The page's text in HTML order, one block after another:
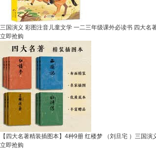
三国演义 彩图注音儿童文学 一二三年级课外必读书 四大
立即抢购
【四大名著精装插图本】4种9册 红楼梦 （刘旦宅 ）三国
立即抢购